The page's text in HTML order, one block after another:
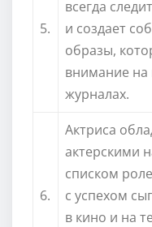
5.
всегда
и создает
образы,
внимание на
журналах.
6.
Актриса
актерскими
списком
с успехом
в кино и на